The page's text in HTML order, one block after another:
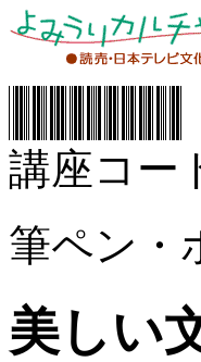
講座コー
筆ペン・
美しい